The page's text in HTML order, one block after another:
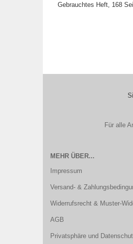
Gebrauchtes Heft, 168
Für alle
MEHR ÜBER...
Impressum
Versand- &
Widerrufsrecht & Muster-
AGB
Privatsphäre und